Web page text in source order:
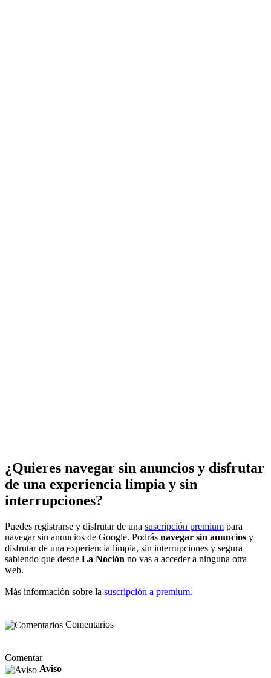
¿Quieres navegar sin anuncios y disfrutar
de una experiencia limpia y sin
interrupciones?
Puedes registrarse y disfrutar de una suscripción premium para
navegar sin anuncios de Google. Podrás navegar sin anuncios y
disfrutar de una experiencia limpia, sin interrupciones y segura
sabiendo que desde La Noción no vas a acceder a ninguna otra
web.
Más información sobre la suscripción a premium.
Comentarios
Comentar
Aviso